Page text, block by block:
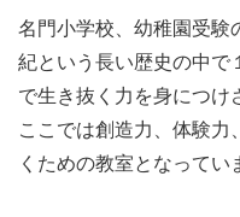
名門小学校、幼稚園受験
紀という長い歴史の中で
で生き抜く力を身につけ
ここでは創造力、体験力
くための教室となってい